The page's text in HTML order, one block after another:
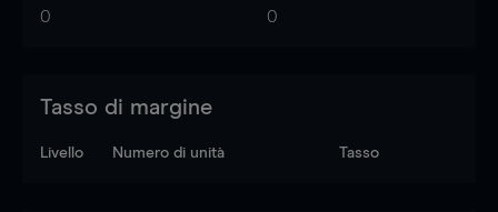
0 0
Tasso di margine
Livello Numero di unità Tasso